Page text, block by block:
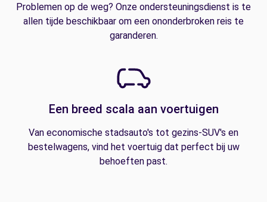
Problemen op de weg? Onze ondersteuningsdienst is te
allen tijde beschikbaar om een ononderbroken reis te
garanderen.
Een breed scala aan voertuigen
Van economische stadsauto's tot gezins-SUV's en
bestelwagens, vind het voertuig dat perfect bij uw
behoeften past.